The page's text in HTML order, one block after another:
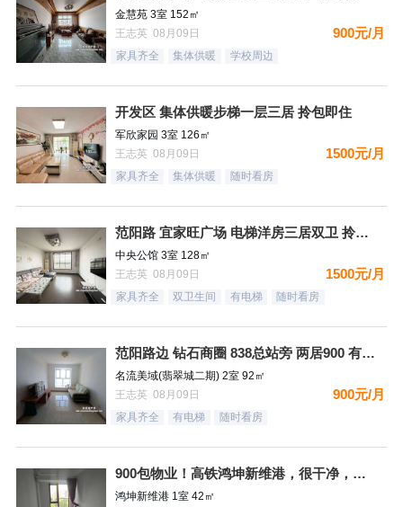
金慧苑 3室 152㎡
王志英 08月09日
900元/月
家具齐全 集体供暖 学校周边
开发区 集体供暖步梯一层三居 拎包即住
军欣家园 3室 126㎡
王志英 08月09日
1500元/月
家具齐全 集体供暖 随时看房
范阳路 宜家旺广场 电梯洋房三居双卫 拎包即住 有钥匙
中央公馆 3室 128㎡
王志英 08月09日
1500元/月
家具齐全 双卫生间 有电梯 随时看房
范阳路边 钻石商圈 838总站旁 两居900 有钥匙！
名流美域(翡翠城二期) 2室 92㎡
王志英 08月09日
900元/月
家具齐全 有电梯 随时看房
900包物业！高铁鸿坤新维港，很干净，家具家电齐全，看房方便
鸿坤新维港 1室 42㎡